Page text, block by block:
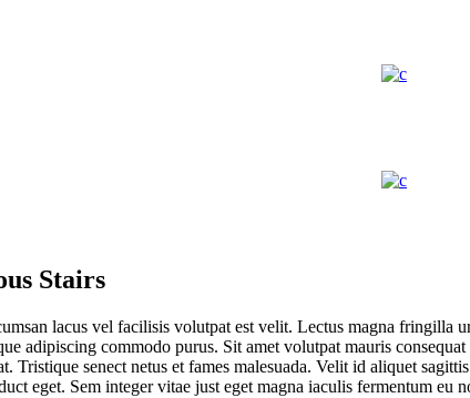
Stairs
lacus vel facilisis volutpat est velit. Lectus magna fringilla
adipiscing commodo purus. Sit amet volutpat mauris
Tristique senect netus et fames malesuada. Velit id aliquet
eget. Sem integer vitae just eget magna iaculis fermentum eu